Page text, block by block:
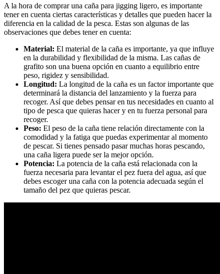
A la hora de comprar una caña para jigging ligero, es importante
tener en cuenta ciertas características y detalles que pueden hacer la
diferencia en la calidad de la pesca. Estas son algunas de las
observaciones que debes tener en cuenta:
Material: El material de la caña es importante, ya que influye
en la durabilidad y flexibilidad de la misma. Las cañas de
grafito son una buena opción en cuanto a equilibrio entre
peso, rigidez y sensibilidad.
Longitud: La longitud de la caña es un factor importante que
determinará la distancia del lanzamiento y la fuerza para
recoger. Así que debes pensar en tus necesidades en cuanto al
tipo de pesca que quieras hacer y en tu fuerza personal para
recoger.
Peso: El peso de la caña tiene relación directamente con la
comodidad y la fatiga que puedas experimentar al momento
de pescar. Si tienes pensado pasar muchas horas pescando,
una caña ligera puede ser la mejor opción.
Potencia: La potencia de la caña está relacionada con la
fuerza necesaria para levantar el pez fuera del agua, así que
debes escoger una caña con la potencia adecuada según el
tamaño del pez que quieras pescar.